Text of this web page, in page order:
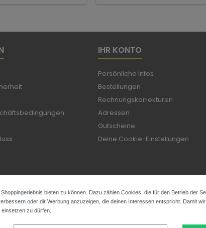
IHR KONTO
Persönliche Infos
Bestellungen
Rechnungskorrekturen
Adressen
Gutscheine
Deine Cookie-Einstellungen
bieten zu können. Dazu zählen Cookies, die für den Betrieb der
oder dir Werbung anzuzeigen, die deinen Interessen entspricht. Damit
zu dürfen.